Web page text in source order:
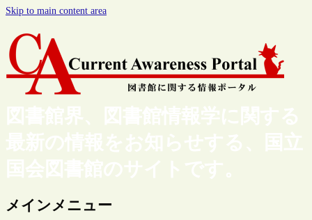
Skip to main content area
図書館界、図書館情報学に関する
最新の情報をお知らせする、国立
国会図書館のサイトです。
メインメニュー